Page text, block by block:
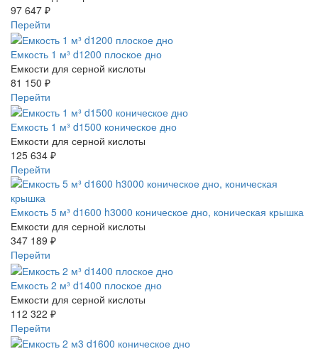
97 647 ₽
Перейти
Емкость 1 м³ d1200 плоское дно
Емкости для серной кислоты
81 150 ₽
Перейти
Емкость 1 м³ d1500 коническое дно
Емкости для серной кислоты
125 634 ₽
Перейти
Емкость 5 м³ d1600 h3000 коническое дно, коническая крышка
Емкости для серной кислоты
347 189 ₽
Перейти
Емкость 2 м³ d1400 плоское дно
Емкости для серной кислоты
112 322 ₽
Перейти